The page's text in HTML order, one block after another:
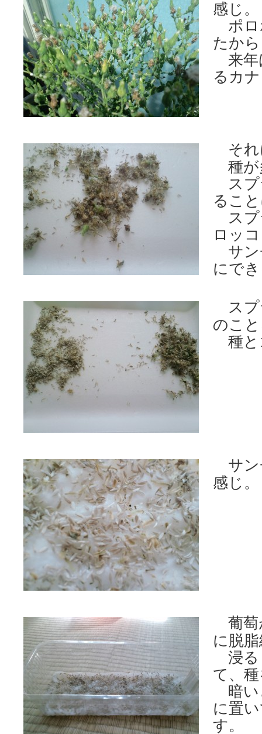
感じ。
ポロ
たから
来年
るカ
それ
種が
スプ
るこ
スプ
ロッ
サン
にで
スプ
のこ
種と
サン
感じ。
葡萄
に脱
浸る
て、
暗い
に置
す。